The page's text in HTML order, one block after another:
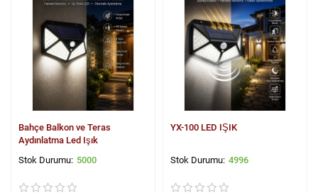
Bahçe Balkon ve Teras
Aydınlatma Led Işık
5000
YX-100 LED IŞIK
4996